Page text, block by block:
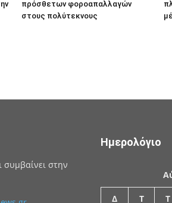
πρόσθετων φοροαπαλλαγών
στους πολύτεκνους
συμβαίνει στην
Ημερολόγιο
Δ Τ Τ